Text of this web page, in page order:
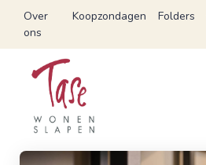
Over
ons
Koopzondagen Folders